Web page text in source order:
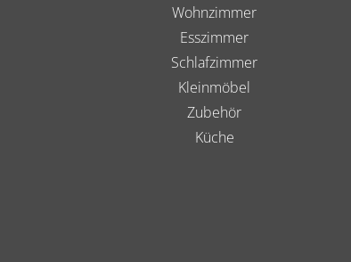
Wohnzimmer
Esszimmer
Schlafzimmer
Kleinmöbel
Zubehör
Küche